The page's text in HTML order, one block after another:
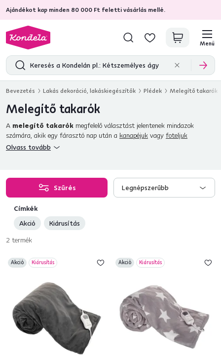
Ajándékot kap minden 80 000 Ft feletti vásárlás mellé.
4,7 31 285 ellenőrzött termékértékelések
Menü
Bevezetés Lakás dekoráció, lakáskiegészítők Plédek Melegítő takarók
Melegítő takarók
A melegítő takarók megfelelő választást jelentenek mindazok
számára, akik egy fárasztó nap után a kanapéjuk vagy foteljuk
melegében szeretnének pihenni
napokon. A kínálatunkban található elektromos takarók ideálisak
ajándékba
is azoknak, akiknek gyakran fázik a lábuk vagy a kézfejük.
Olvass tovább
Szűrés Legnépszerűbb
Címkék
Akció
Kiárusítás
2 termék
Akció Kiárusítás Akció Kiárusítás